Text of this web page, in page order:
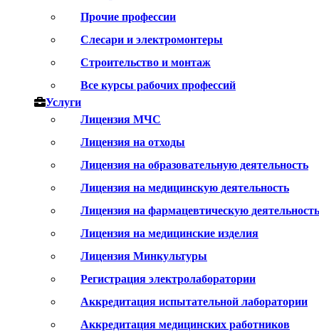
Прочие профессии
Слесари и электромонтеры
Строительство и монтаж
Все курсы рабочих профессий
Услуги
Лицензия МЧС
Лицензия на отходы
Лицензия на образовательную деятельность
Лицензия на медицинскую деятельность
Лицензия на фармацевтическую деятельность
Лицензия на медицинские изделия
Лицензия Минкультуры
Регистрация электролаборатории
Аккредитация испытательной лаборатории
Аккредитация медицинских работников